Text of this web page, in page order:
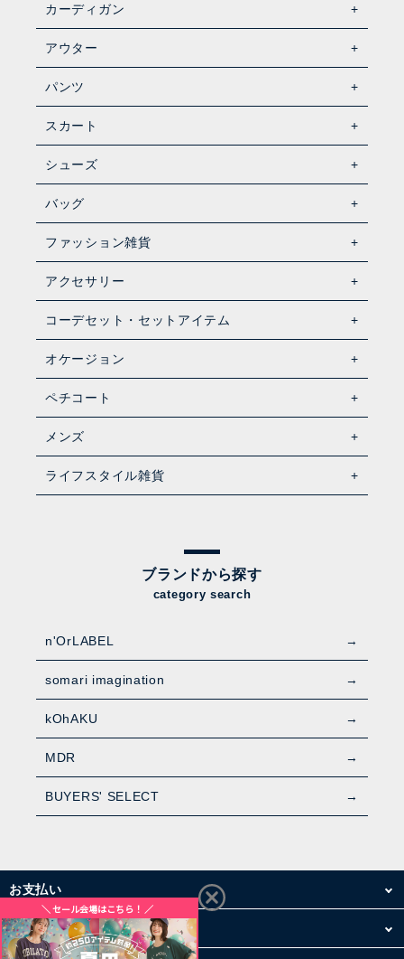
カーディガン
アウター
パンツ
スカート
シューズ
バッグ
ファッション雑貨
アクセサリー
コーデセット・セットアイテム
オケージョン
ペチコート
メンズ
ライフスタイル雑貨
ブランドから探す
category search
n'OrLABEL
somari imagination
kOhAKU
MDR
BUYERS' SELECT
お支払い
配送・送料